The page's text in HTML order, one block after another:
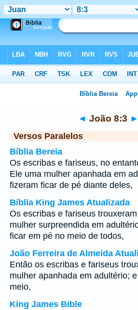
◄ João 8:3 ►
Versos Paralelos
Bíblia Bereia
Os escribas e fariseus, no
Ele uma mulher apanhada em
fizeram ficar de pé diante deles,
Bíblia King James Atualizada
Os escribas e fariseus
mulher surpreendida em
ficar em pé no meio de todos,
João Ferreira de Almeida
Então os escribas e fariseus
mulher apanhada em adultério;
meio,
King James Bible